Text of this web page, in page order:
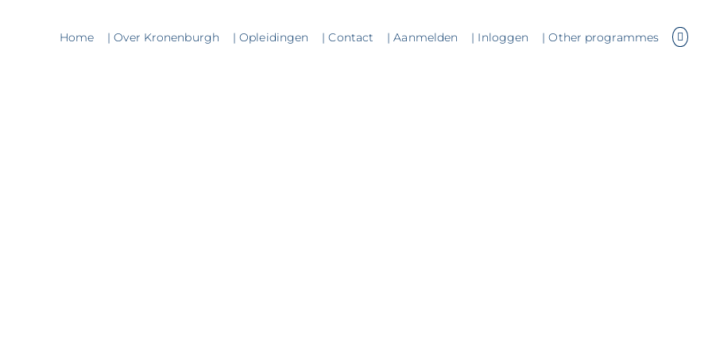
Home | Over Kronenburgh | Opleidingen | Contact | Aanmelden | Inloggen | Other programmes